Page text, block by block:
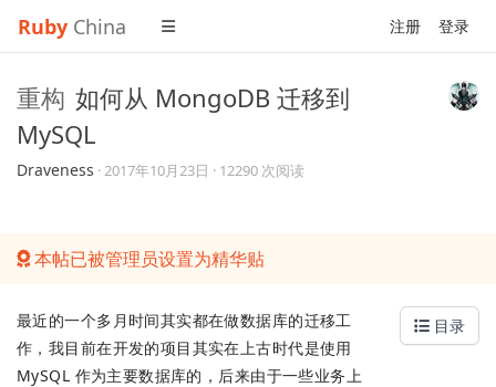
Ruby China 注册 登录
重构 如何从 MongoDB 迁移到
MySQL
Draveness ·2017年10月23日 · 12290 次阅读
本帖已被管理员设置为精华贴
目录
最近的一个多月时间其实都在做数据库的迁移工
作，我目前在开发的项目其实在上古时代是使用
MySQL 作为主要数据库的，后来由于一些业务上